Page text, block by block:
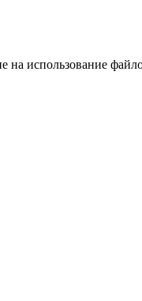
на использование